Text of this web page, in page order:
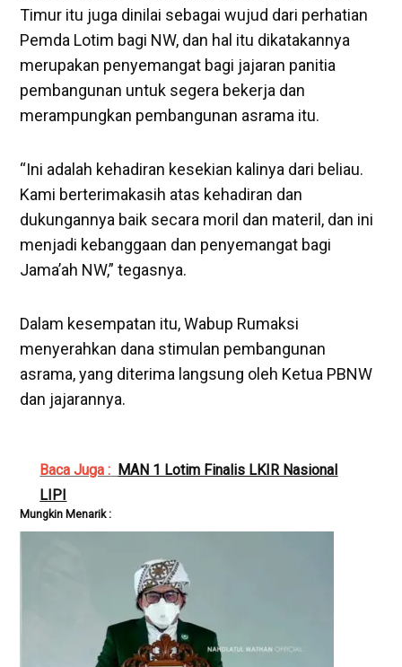
Timur itu juga dinilai sebagai wujud dari perhatian
Pemda Lotim bagi NW, dan hal itu dikatakannya
merupakan penyemangat bagi jajaran panitia
pembangunan untuk segera bekerja dan
merampungkan pembangunan asrama itu.
“Ini adalah kehadiran kesekian kalinya dari beliau.
Kami berterimakasih atas kehadiran dan
dukungannya baik secara moril dan materil, dan ini
menjadi kebanggaan dan penyemangat bagi
Jama’ah NW,” tegasnya.
Dalam kesempatan itu, Wabup Rumaksi
menyerahkan dana stimulan pembangunan
asrama, yang diterima langsung oleh Ketua PBNW
dan jajarannya.
Baca Juga : MAN 1 Lotim Finalis LKIR Nasional
LIPI
Mungkin Menarik :